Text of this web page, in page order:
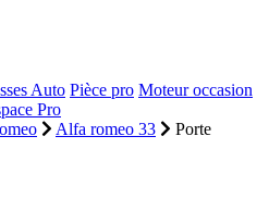
Auto Pièce pro Moteur occasion
Pro
Alfa romeo 33
Porte